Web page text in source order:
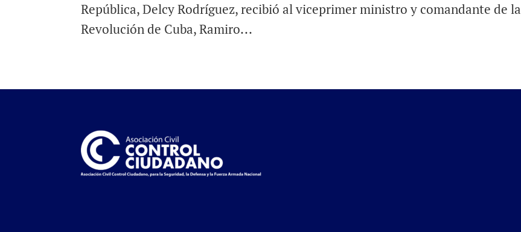
República, Delcy Rodríguez, recibió al viceprimer ministro y comandante de la
Revolución de Cuba, Ramiro...